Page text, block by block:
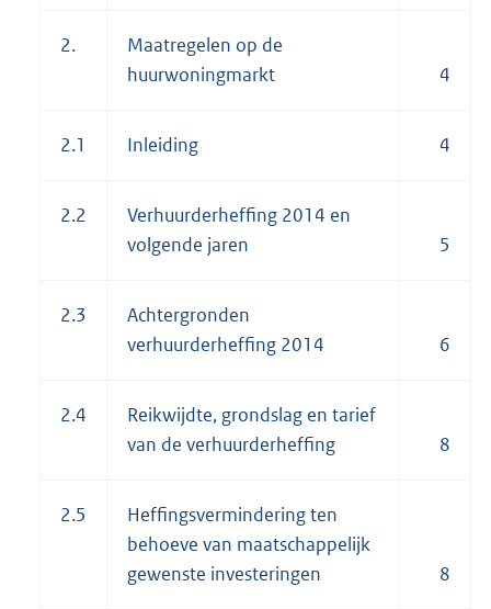
2.
Maatregelen op de
huurwoningmarkt
4
2.1 Inleiding 4
2.2
Verhuurderheffing 2014 en
volgende jaren
5
2.3
Achtergronden
verhuurderheffing 2014
6
2.4
Reikwijdte, grondslag en tarief
van de verhuurderheffing
8
2.5
Heffingsvermindering ten
behoeve van maatschappelijk
gewenste investeringen
8